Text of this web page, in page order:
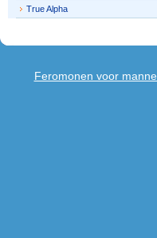
True Alpha
Feromonen voor